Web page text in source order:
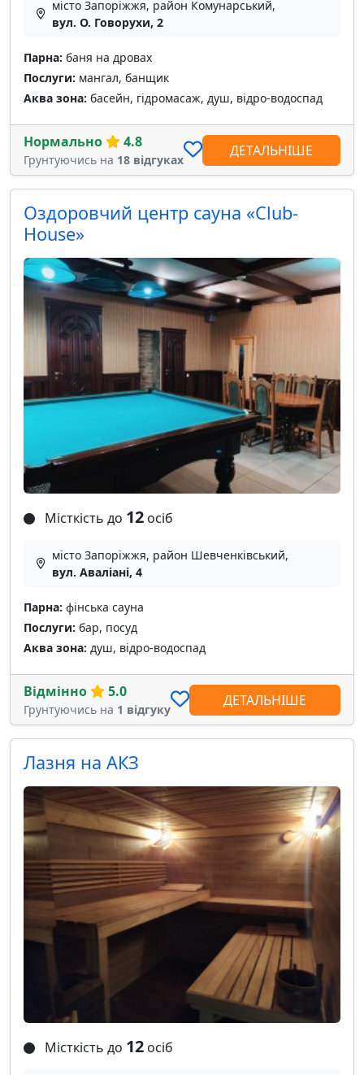
місто Запоріжжя, район Комунарський,
вул. О. Говорухи, 2
Парна: баня на дровах
Послуги: мангал, банщик
Аква зона: басейн, гідромасаж, душ, відро-водоспад
Нормально 4.8
Грунтуючись на 18 відгуках
ДЕТАЛЬНІШЕ
Оздоровчий центр сауна «Club-
House»
Місткість до 12 осіб
місто Запоріжжя, район Шевченківський,
вул. Аваліані, 4
Парна: фінська сауна
Послуги: бар, посуд
Аква зона: душ, відро-водоспад
Відмінно 5.0
Грунтуючись на 1 відгуку
ДЕТАЛЬНІШЕ
Лазня на АКЗ
Місткість до 12 осіб